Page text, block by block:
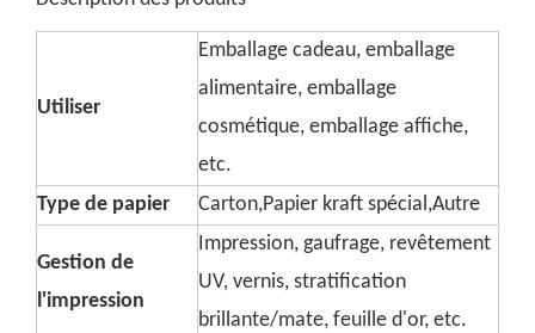
Utiliser
Emballage cadeau, emballage
alimentaire, emballage
cosmétique, emballage affiche,
etc.
Type de papier
Carton,Papier kraft spécial,Autre
Gestion de
l'impression
Impression, gaufrage, revêtement
UV, vernis, stratification
brillante/mate, feuille d'or, etc.